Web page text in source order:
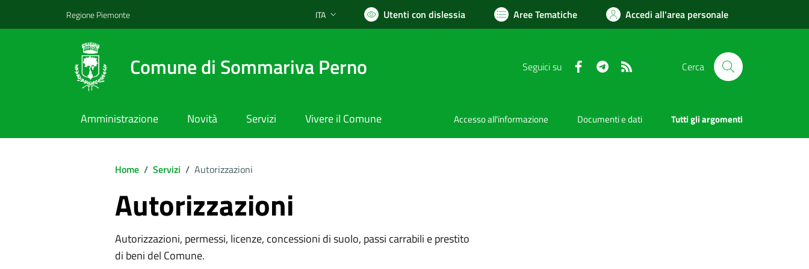
Regione Piemonte Lingua attiva:
ITA Utenti con dislessia Aree Tematiche Accedi all'area personale
Comune di Sommariva Perno Seguici su FacebookTelegram Cerca
Amministrazione Novità Servizi Vivere il Comune Accesso all'informazione Documenti e dati Tutti gli argomenti
Home / Servizi / Autorizzazioni
Autorizzazioni
Autorizzazioni, permessi, licenze, concessioni di suolo, passi carrabili e prestito
di beni del Comune.